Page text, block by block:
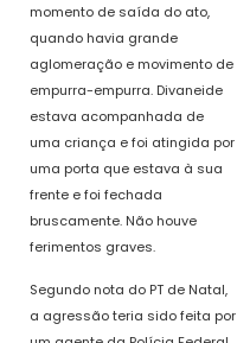
momento de saída do ato,
quando havia grande
aglomeração e movimento de
empurra-empurra. Divaneide
estava acompanhada de
uma criança e foi atingida por
uma porta que estava à sua
frente e foi fechada
bruscamente. Não houve
ferimentos graves.
Segundo nota do PT de Natal,
a agressão teria sido feita por